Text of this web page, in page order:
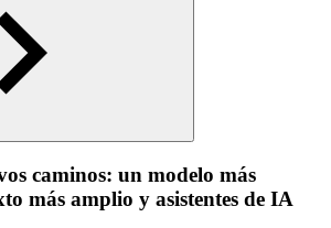
caminos: un modelo más
más amplio y asistentes de IA